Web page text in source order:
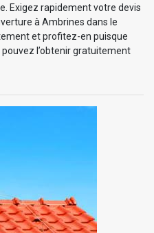
Exigez rapidement votre devis
à Ambrines dans le
et profitez-en puisque
l’obtenir gratuitement